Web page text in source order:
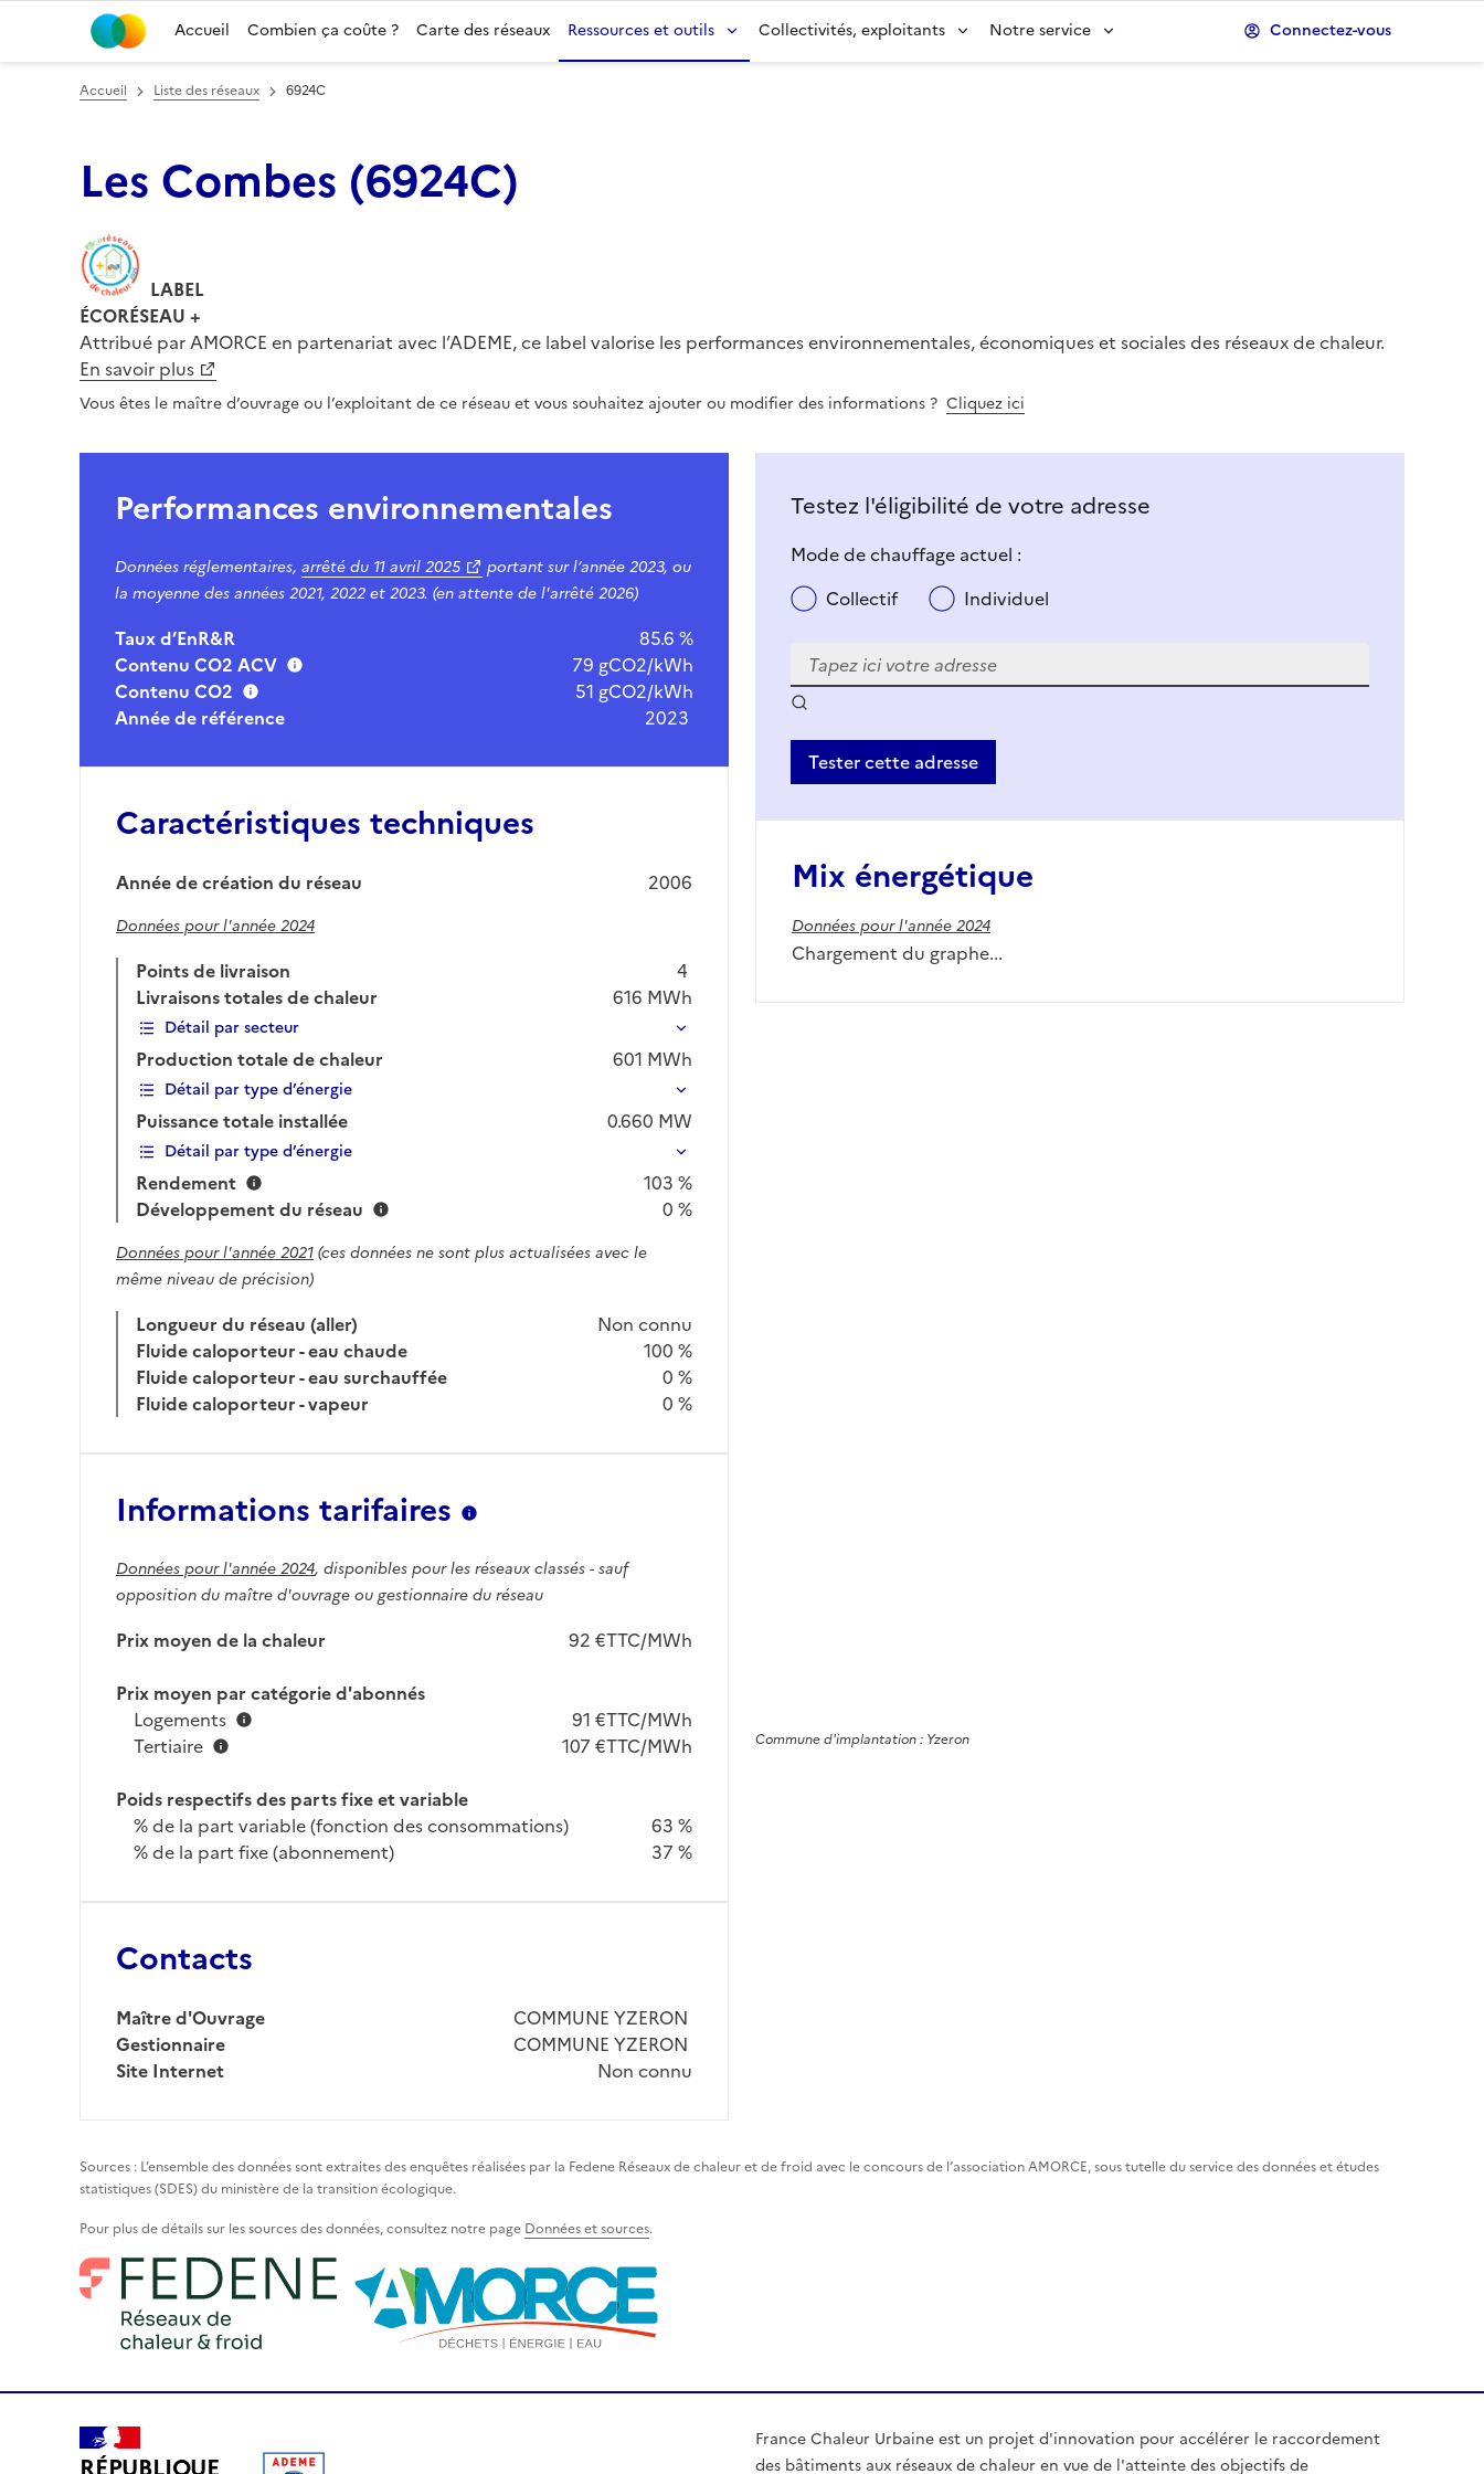
Accueil Combien ça coûte ? Carte des réseaux Ressources et outils Collectivités, exploitants Notre service Connectez-vous
Accueil Liste des réseaux 6924C
Les Combes (6924C)
LABEL
ÉCORÉSEAU +
Attribué par AMORCE en partenariat avec l’ADEME, ce label valorise les performances environnementales, économiques et sociales des réseaux de chaleur.
En savoir plus
Vous êtes le maître d’ouvrage ou l’exploitant de ce réseau et vous souhaitez ajouter ou modifier des informations ? Cliquez ici
Performances environnementales
Données réglementaires, arrêté du 11 avril 2025
portant sur l’année 2023, ou
la moyenne des années 2021, 2022 et 2023. (en attente de l'arrêté 2026)
Taux d’EnR&R
85.6 %
Contenu CO2 ACV
79 gCO2/kWh
Contenu CO2
51 gCO2/kWh
Année de référence
2023
Caractéristiques techniques
Année de création du réseau 2006
Données pour l'année 2024
Points de livraison
4
Livraisons totales de chaleur
616 MWh
Détail par secteur
Production totale de chaleur 601 MWh
Détail par type d’énergie
Puissance totale installée 0.660 MW
Détail par type d’énergie
Rendement
103 %
Développement du réseau
0 %
Données pour l'année 2021(ces données ne sont plus actualisées avec le
même niveau de précision)
Longueur du réseau (aller)
Non connu
Fluide caloporteur - eau chaude
100 %
Fluide caloporteur - eau surchauffée
0 %
Fluide caloporteur - vapeur
0 %
Informations tarifaires
Données pour l'année 2024, disponibles pour les réseaux classés - sauf
opposition du maître d'ouvrage ou gestionnaire du réseau
Prix moyen de la chaleur
92 €TTC/MWh
Prix moyen par catégorie d'abonnés
Logements
91 €TTC/MWh
Tertiaire
107 €TTC/MWh
Poids respectifs des parts fixe et variable
% de la part variable (fonction des consommations)
63 %
% de la part fixe (abonnement)
37 %
Contacts
Maître d'Ouvrage
COMMUNE YZERON
Gestionnaire
COMMUNE YZERON
Site Internet
Non connu
Testez l'éligibilité de votre adresse
Mode de chauffage actuel :
Collectif
Individuel
Tester cette adresse
Mix énergétique
Données pour l'année 2024
Chargement du graphe...
Communed'implantation : Yzeron
Sources : L’ensemble des données sont extraites des enquêtes réalisées par la Fedene Réseaux de chaleur et de froid avec le concours de l’association AMORCE, sous tutelle du service des données et études
statistiques (SDES) du ministère de la transition écologique.
Pour plus de détails sur les sources des données, consultez notre page Données et sources.
France Chaleur Urbaine est un projet d'innovation pour accélérer le raccordement
des bâtiments aux réseaux de chaleur en vue de l'atteinte des objectifs de